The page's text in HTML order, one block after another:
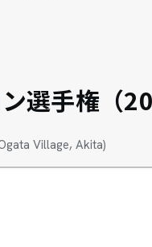
選手権（
Village, Akita)